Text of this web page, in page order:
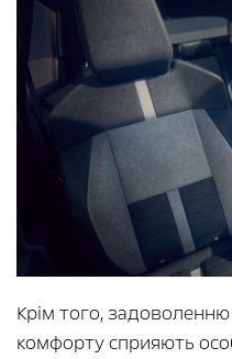
Крім того,
комфорту сприяють